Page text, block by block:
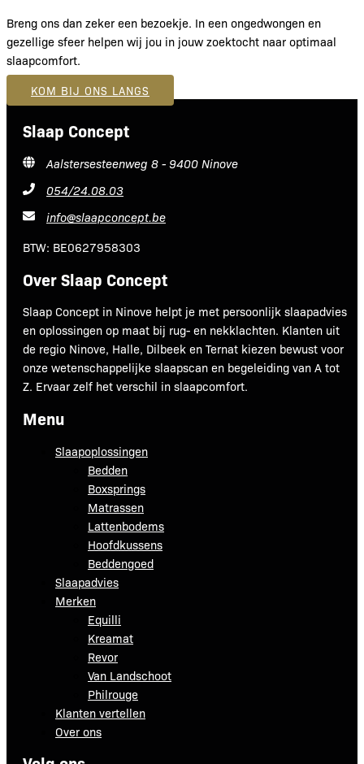
Breng ons dan zeker een bezoekje. In een ongedwongen en
gezellige sfeer helpen wij jou in jouw zoektocht naar optimaal
slaapcomfort.
KOM BIJ ONS LANGS
Slaap Concept
Aalstersesteenweg 8 - 9400 Ninove
054/24.08.03
info@slaapconcept.be
BTW: BE0627958303
Over Slaap Concept
Slaap Concept in Ninove helpt je met persoonlijk slaapadvies
en oplossingen op maat bij rug- en nekklachten. Klanten uit
de regio Ninove, Halle, Dilbeek en Ternat kiezen bewust voor
onze wetenschappelijke slaapscan en begeleiding van A tot
Z. Ervaar zelf het verschil in slaapcomfort.
Menu
Slaapoplossingen
Bedden
Boxsprings
Matrassen
Lattenbodems
Hoofdkussens
Beddengoed
Slaapadvies
Merken
Equilli
Kreamat
Revor
Van Landschoot
Philrouge
Klanten vertellen
Over ons